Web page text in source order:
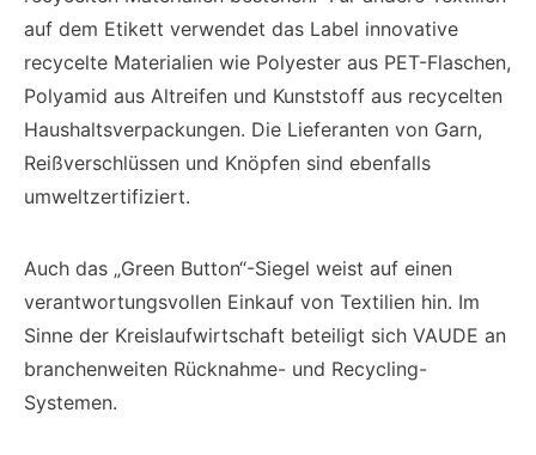
auf dem Etikett verwendet das Label innovative
recycelte Materialien wie Polyester aus PET-Flaschen,
Polyamid aus Altreifen und Kunststoff aus recycelten
Haushaltsverpackungen. Die Lieferanten von Garn,
Reißverschlüssen und Knöpfen sind ebenfalls
umweltzertifiziert.
Auch das „Green Button“-Siegel weist auf einen
verantwortungsvollen Einkauf von Textilien hin. Im
Sinne der Kreislaufwirtschaft beteiligt sich VAUDE an
branchenweiten Rücknahme- und Recycling-
Systemen.